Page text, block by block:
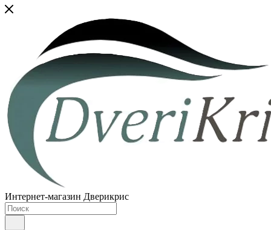
Интернет-магазин Дверикрис